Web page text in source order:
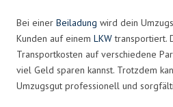
Bei einer Beiladung wird dein
Kunden auf einem LKWtransportiert.
Transportkosten auf verschiedene
viel Geld sparen kannst. Trotzdem
Umzugsgut professionell und